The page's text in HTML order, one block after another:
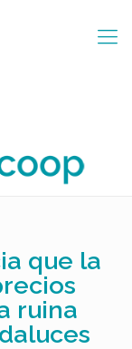
que la
ruina